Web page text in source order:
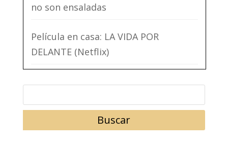
no son ensaladas
Película en casa: LA VIDA POR
DELANTE (Netflix)